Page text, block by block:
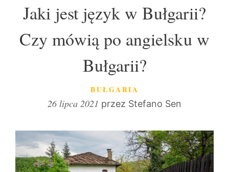
Jaki jest język w Bułgarii?
Czy mówią po angielsku w
Bułgarii?
KATEGORIE
BUŁGARIA
26 lipca 2021 przez Stefano Sen